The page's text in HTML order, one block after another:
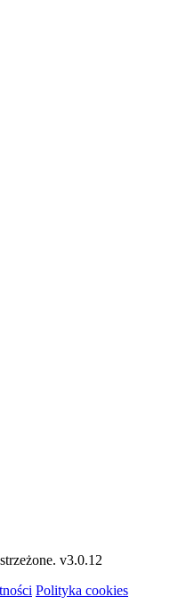
v3.0.12
Polityka cookies